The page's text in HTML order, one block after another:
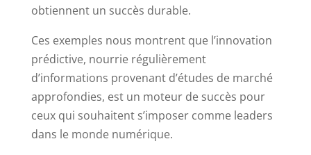
obtiennent un succès durable.
Ces exemples nous montrent que l’innovation
prédictive, nourrie régulièrement
d’informations provenant d’études de marché
approfondies, est un moteur de succès pour
ceux qui souhaitent s’imposer comme leaders
dans le monde numérique.